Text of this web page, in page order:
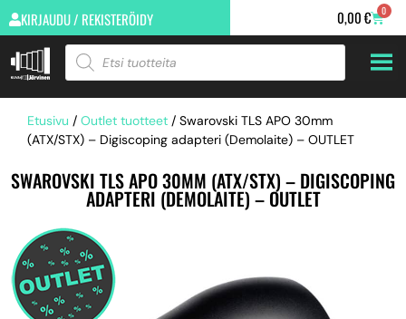
KIRJAUDU / REKISTERÖIDY 0,00€ 0
Etusivu / Outlet tuotteet / Swarovski TLS APO 30mm
(ATX/STX) – Digiscoping adapteri (Demolaite) – OUTLET
SWAROVSKI TLS APO 30MM (ATX/STX) – DIGISCOPING
ADAPTERI (DEMOLAITE) – OUTLET